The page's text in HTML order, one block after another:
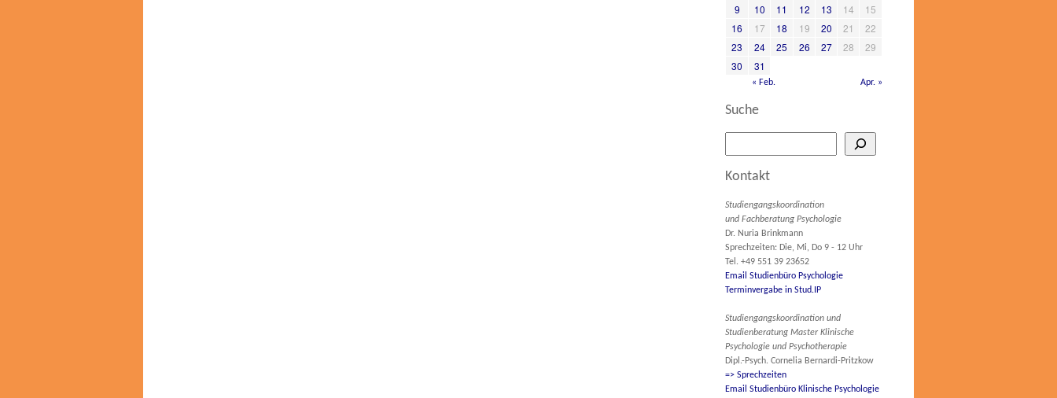
9
10 11 12 13 14
15
16
17 18 19 20 21
22
23
24 25 26 27 28
29
30
31
« Feb. Apr. »
Suche
Kontakt
Studiengangskoordination
und Fachberatung Psychologie
Dr. Nuria Brinkmann
Sprechzeiten: Die, Mi, Do 9 - 12 Uhr
Tel. +49 551 39 23652
Email Studienbüro Psychologie
Terminvergabe in Stud.IP
Studiengangskoordination und
Studienberatung Master Klinische
Psychologie und Psychotherapie
Dipl.-Psych. Cornelia Bernardi-Pritzkow
=> Sprechzeiten
Email Studienbüro Klinische Psychologie